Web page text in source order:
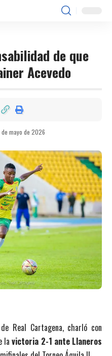
de que
Acevedo
mayo de 2026
Real Cartagena, charló con
lavictoria 2-1 ante Llaneros